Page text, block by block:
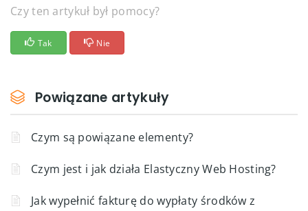
Czy ten artykuł był pomocy?
Tak Nie
Powiązane artykuły
Czym są powiązane elementy?
Czym jest i jak działa Elastyczny Web Hosting?
Jak wypełnić fakturę do wypłaty środków z